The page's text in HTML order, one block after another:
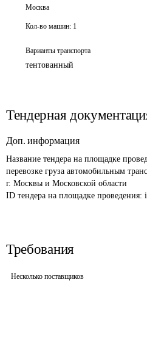
Москва
Кол-во машин: 1
Варианты транспорта
тентованный
Тендерная
Доп. информация
Название тендера на площадке
перевозке груза автомобильным
г. Москвы и Московской области
ID тендера на площадке проведения:
Требования
Несколько поставщиков